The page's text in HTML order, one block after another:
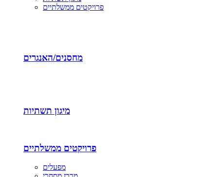
פרויקטים ממשלתיים
מחסנים/האנגרים
מיגון תשתיות
פרויקטים ממשלתיים
מפעלים